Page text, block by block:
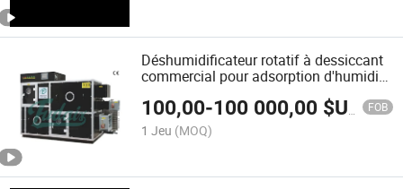
Déshumidificateur rotatif à dessiccant
commercial pour adsorption d'humidité
100,00-100 000,00 $US FOB
1 Jeu (MOQ)